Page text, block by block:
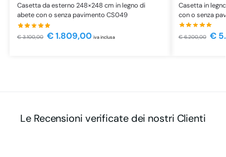
Casetta da esterno 248×248 cm in legno di
abete con o senza pavimento CS049
€3.100,00 €1.809,00 iva inclusa
Casetta in
con o senza
€6.200,00 €
Le Recensioni verificate dei nostri Clienti